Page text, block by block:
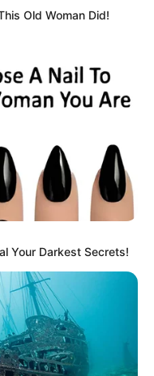
Old Woman Did!
Your Darkest Secrets!